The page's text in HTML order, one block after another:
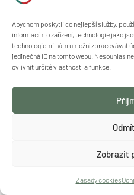
Abychom poskytli co nejlepší služby,
informacím o zařízení, technologie jako
technologiemi nám umožní zpracovávat
jedinečná ID na tomto webu. Nesouhlas
ovlivnit určité vlastnosti a funkce.
Zobrazit
Zásady cookies